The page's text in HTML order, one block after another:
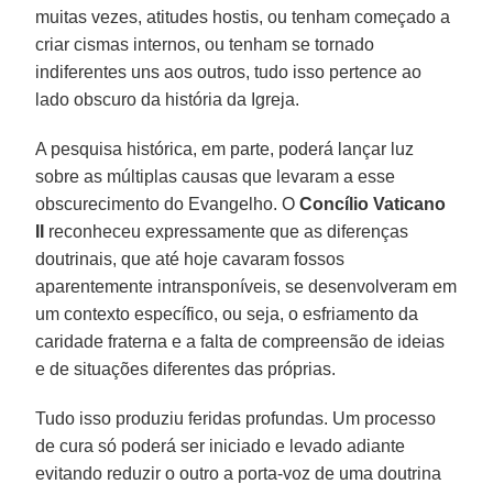
muitas vezes, atitudes hostis, ou tenham começado a
criar cismas internos, ou tenham se tornado
indiferentes uns aos outros, tudo isso pertence ao
lado obscuro da história da Igreja.
A pesquisa histórica, em parte, poderá lançar luz
sobre as múltiplas causas que levaram a esse
obscurecimento do Evangelho. OConcílio Vaticano
reconheceu expressamente que as diferenças
doutrinais, que até hoje cavaram fossos
aparentemente intransponíveis, se desenvolveram em
um contexto específico, ou seja, o esfriamento da
caridade fraterna e a falta de compreensão de ideias
e de situações diferentes das próprias.
Tudo isso produziu feridas profundas. Um processo
de cura só poderá ser iniciado e levado adiante
evitando reduzir o outro a porta-voz de uma doutrina